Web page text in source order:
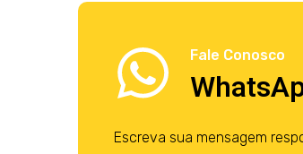
Fale Conosco
Escreva sua mensagem